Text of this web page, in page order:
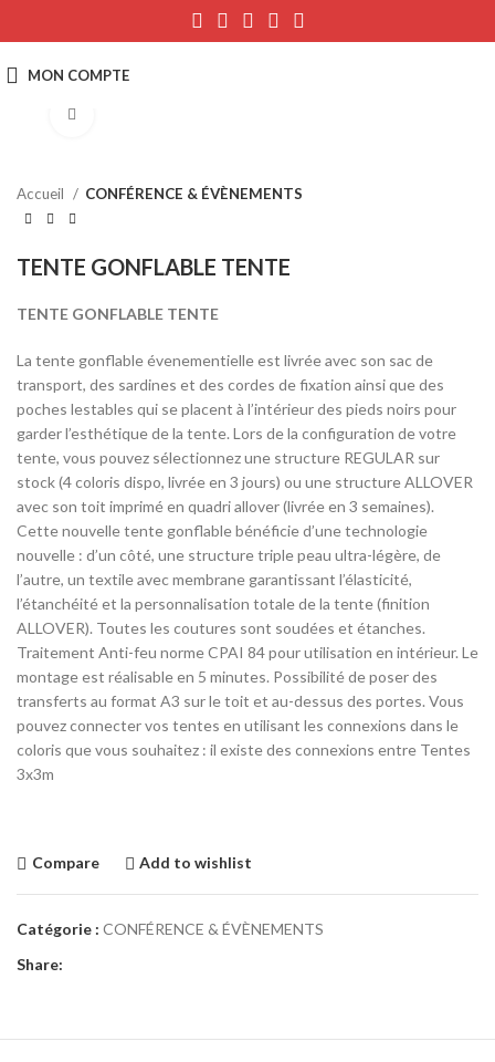
Accueil CONFÉRENCE & ÉVÈNEMENTS
TENTE GONFLABLE TENTE
TENTE GONFLABLE TENTE
La tente gonflable évenementielle est livrée avec son sac de
transport, des sardines et des cordes de fixation ainsi que des
poches lestables qui se placent à l’intérieur des pieds noirs pour
garder l’esthétique de la tente. Lors de la configuration de votre
tente, vous pouvez sélectionnez une structure REGULAR sur
stock (4 coloris dispo, livrée en 3 jours) ou une structure ALLOVER
avec son toit imprimé en quadri allover (livrée en 3 semaines).
Cette nouvelle tente gonflable bénéficie d’une technologie
nouvelle : d’un côté, une structure triple peau ultra-légère, de
l’autre, un textile avec membrane garantissant l’élasticité,
l’étanchéité et la personnalisation totale de la tente (finition
ALLOVER). Toutes les coutures sont soudées et étanches.
Traitement Anti-feu norme CPAI 84 pour utilisation en intérieur. Le
montage est réalisable en 5 minutes. Possibilité de poser des
transferts au format A3 sur le toit et au-dessus des portes. Vous
pouvez connecter vos tentes en utilisant les connexions dans le
coloris que vous souhaitez : il existe des connexions entre Tentes
3x3m
Compare Add to wishlist
Catégorie : CONFÉRENCE & ÉVÈNEMENTS
Share: